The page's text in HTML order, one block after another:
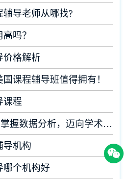
导老师从哪找?
吗？
价格解析
课程辅导班值得拥有！
课程
留学生R语言辅导：掌握数据分析，迈向学术成功
导机构
哪个机构好